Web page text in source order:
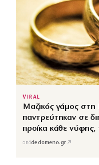
VIRAL
Μαζικός γάμος στη
παντρεύτηκαν σε
προίκα κάθε νύφης,
απόdedomeno.gr ↗